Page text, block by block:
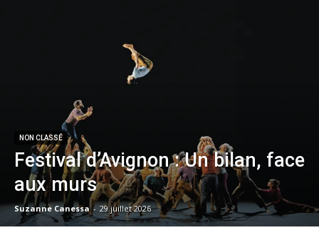
NON CLASSÉ
Festival d’Avignon : Un bilan, face
aux murs
Suzanne Canessa - 29 juillet 2026